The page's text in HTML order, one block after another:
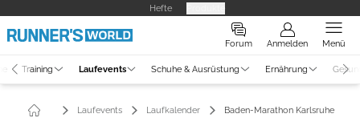
Hefte
Forum Anmelden Menü
Training Laufevents Schuhe & Ausrüstung Ernährung
Laufevents Laufkalender Baden-Marathon Karlsruhe